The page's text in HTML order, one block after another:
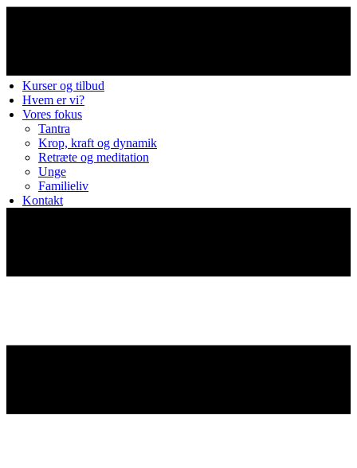
Kurser og tilbud
Hvem er vi?
Vores fokus
Tantra
Krop, kraft og dynamik
Retræte og meditation
Unge
Familieliv
Kontakt